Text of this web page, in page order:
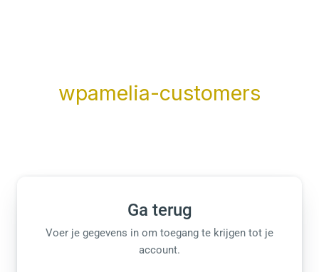
wpamelia-customers
Ga terug
Voer je gegevens in om toegang te krijgen tot je
account.